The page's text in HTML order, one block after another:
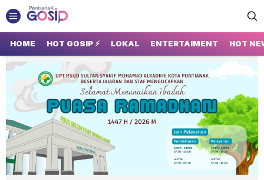
GOSIP PONTIANAK
Tempatnya Gosip Terupdate Pontianak
HOME HOT GOSIP ⚡ LOKAL ENTERTAIMENT HOT